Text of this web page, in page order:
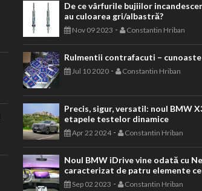
De ce vârfurile bujiilor
au culoarea gri/albastră?
Nov 09 2023 - Constantin Hriban
Rulmentii contrafacuti –
Jul 10 2020- Constantin Hriban
Precis, sigur, versatil: noul BMW
etapele testelor dinamice
Apr 22 2024- Constantin Hriban
Noul BMW iDrive vine odată cu
caracterizat de patru elemente
Sep 02 2023 - Constantin Hriban